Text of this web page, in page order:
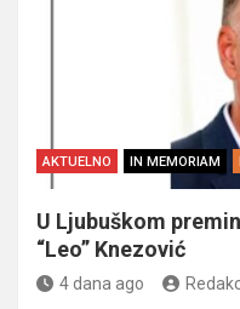
AKTUELNO IN MEMORIAM
U Ljubuškom
“Leo” Knezović
4 dana ago